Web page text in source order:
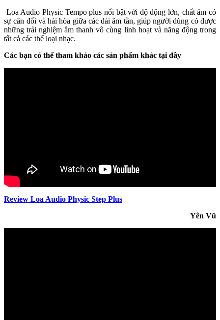
Loa Audio Physic Tempo plus nổi bật với độ động lớn, chất âm có
sự cân đối và hài hòa giữa các dải âm tần, giúp người dùng có được
những trải nghiệm âm thanh vô cùng linh hoạt và năng động trong
tất cả các thể loại nhạc.
Các bạn có thể tham khảo các sản phẩm khác tại đây
Review Loa Audio Physic Step Plus
Yên Vũ